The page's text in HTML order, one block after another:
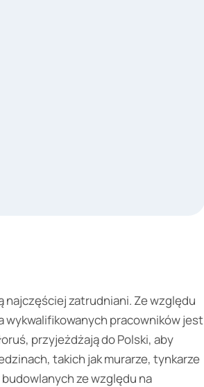
najczęściej zatrudniani. Ze względu
wykwalifikowanych pracowników jest
przyjeżdżają do Polski, aby
takich jak murarze, tynkarze
ze względu na